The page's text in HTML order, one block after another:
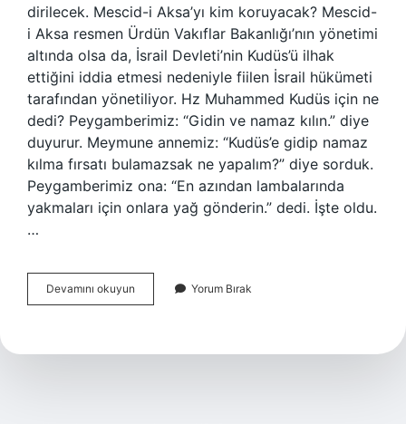
dirilecek. Mescid-i Aksa’yı kim koruyacak? Mescid-
i Aksa resmen Ürdün Vakıflar Bakanlığı’nın yönetimi
altında olsa da, İsrail Devleti’nin Kudüs’ü ilhak
ettiğini iddia etmesi nedeniyle fiilen İsrail hükümeti
tarafından yönetiliyor. Hz Muhammed Kudüs için ne
dedi? Peygamberimiz: “Gidin ve namaz kılın.” diye
duyurur. Meymune annemiz: “Kudüs’e gidip namaz
kılma fırsatı bulamazsak ne yapalım?” diye sorduk.
Peygamberimiz ona: “En azından lambalarında
yakmaları için onlara yağ gönderin.” dedi. İşte oldu.
…
Devamını okuyun Mescid-
I
Mı
Yorum Bırak